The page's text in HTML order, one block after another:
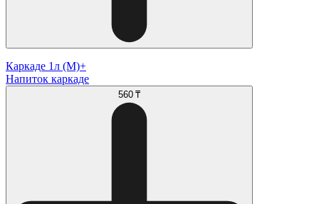
Каркаде 1л (М)+
Напиток каркаде
560 ₸